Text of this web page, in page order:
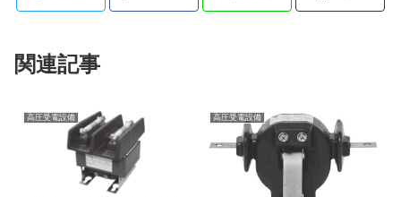
関連記事
高圧受電設備 高圧受電設備